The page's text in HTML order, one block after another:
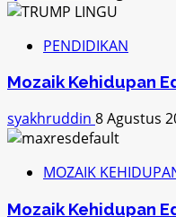
PENDIDIKAN
Mozaik Kehidupan
syakhruddin 8 Agustus
MOZAIK
Mozaik Kehidupan